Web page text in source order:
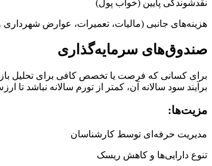
نقدشوندگی پایین (خواب پول)
هزینه‌های جانبی (مالیات، تعمیرات، عوارض
صندوق‌های سرمایه‌گذاری
برای کسانی که فرصت یا تخصص کافی برای تحلیل
برآیند سود سالانه آن، کمتر از تورم سالانه نباشد
مزیت‌ها:
مدیریت حرفه‌ای توسط کارشناسان
تنوع دارایی‌ها و کاهش ریسک